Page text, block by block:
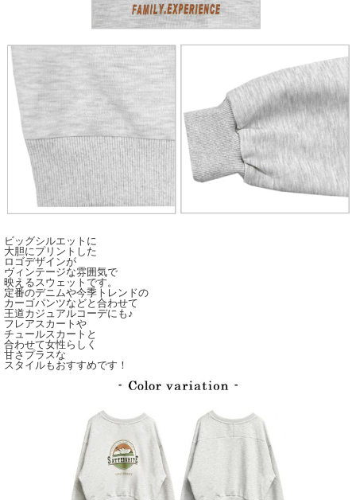
ビッグシルエットに
大胆にプリントした
ロゴデザインが
ヴィンテージな雰囲気で
映えるスウェットです。
定番のデニムや今季トレンドの
カーゴパンツなどと合わせて
王道カジュアルコーデにも♪
フレアスカートや
チュールスカートと
合わせて女性らしく
甘さプラスな
スタイルもおすすめです！